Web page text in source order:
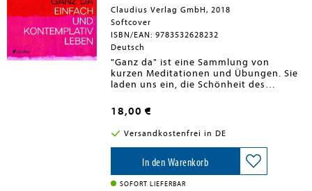
Claudius Verlag GmbH, 2018
Softcover
ISBN/EAN: 9783532628232
Deutsch
"Ganz da" ist eine Sammlung von
kurzen Meditationen und Übungen. Sie
laden uns ein, die Schönheit des
Alltäglichkeit zu erfahren und darin zu
verweilen. Richard Rohr leitet dazu an,
die Räume unseres Herzens offen zu
halten, damit der Verstand neue, bisher
verborgene Gefühle wahrnehmen kann.
Der Franziskanerpater Rohr ermutigt,
die Kontemplation immer mehr zur
Quelle unseres Lebens werden zu
18,00 €
Versandkostenfrei in DE
In den Warenkorb
SOFORT LIEFERBAR